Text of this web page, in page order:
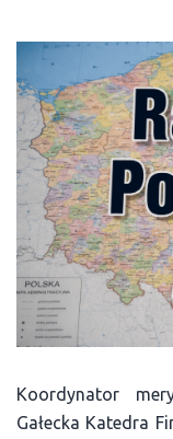
Koordynator
Gałecka Katedra